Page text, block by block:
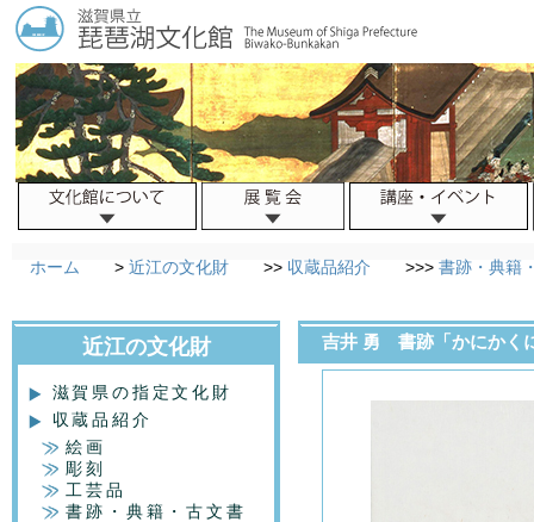
ホーム > 近江の文化財 >> 収蔵品紹介 >>> 書跡・典籍
近江の文化財
滋賀県の指定文化財
収蔵品紹介
絵画
彫刻
工芸品
書跡・典籍・古文書
吉井 勇 書跡「かに